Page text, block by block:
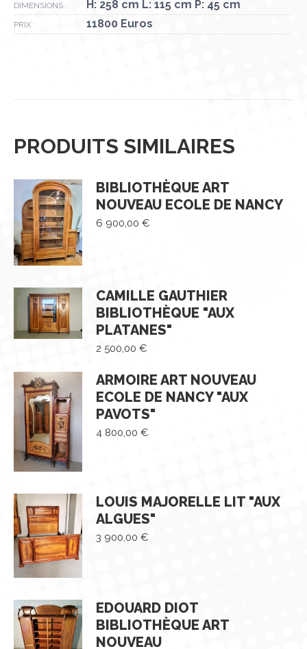
DIMENSIONS : H: 258 cm L: 115 cm P: 45 cm
PRIX : 11800 Euros
PRODUITS SIMILAIRES
BIBLIOTHÈQUE ART
NOUVEAU ECOLE DE NANCY
6 900,00 €
CAMILLE GAUTHIER
BIBLIOTHÈQUE "AUX
PLATANES"
2 500,00 €
ARMOIRE ART NOUVEAU
ECOLE DE NANCY "AUX
PAVOTS"
4 800,00 €
LOUIS MAJORELLE LIT "AUX
ALGUES"
3 900,00 €
EDOUARD DIOT
BIBLIOTHÈQUE ART
NOUVEAU